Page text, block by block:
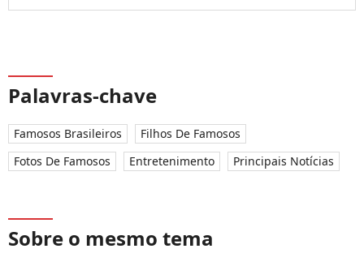
Palavras-chave
Famosos Brasileiros
Filhos De Famosos
Fotos De Famosos
Entretenimento Principais Notícias
Sobre o mesmo tema